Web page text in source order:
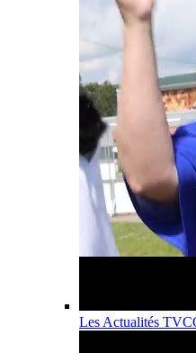
Les Actualités